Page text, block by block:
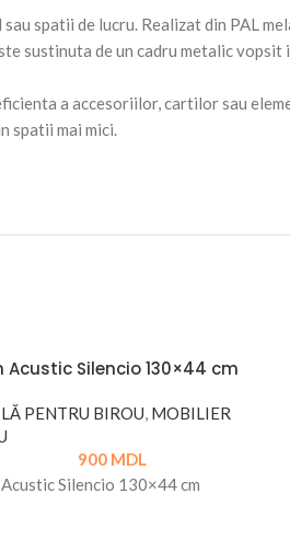
spatii de lucru. Realizat din PAL
sustinuta de un cadru metalic
a accesoriilor, cartilor sau
spatii mai mici.
Acustic Silencio 130×44 cm
PENTRU BIROU, MOBILIER
900 MDL
Silencio 130×44 cm